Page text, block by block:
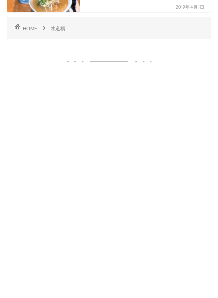
2019年4月1日
HOME 水道橋